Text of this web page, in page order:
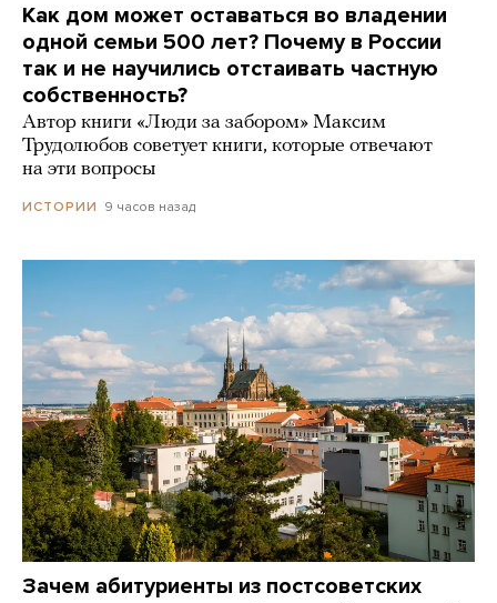
Как дом может оставаться во владении
одной семьи 500 лет? Почему в России
так и не научились отстаивать частную
собственность?
Автор книги «Люди за забором» Максим
Трудолюбов советует книги, которые отвечают
на эти вопросы
ИСТОРИИ 9 часов назад
Зачем абитуриенты из постсоветских